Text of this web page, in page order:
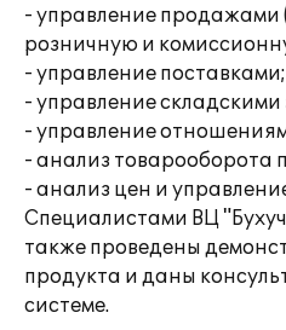
- управление продажами
розничную и
- управление поставками;
- управление
- управление
- анализ товарооборота
- анализ цен и
Специалистами ВЦ
также проведены
продукта и даны
системе.